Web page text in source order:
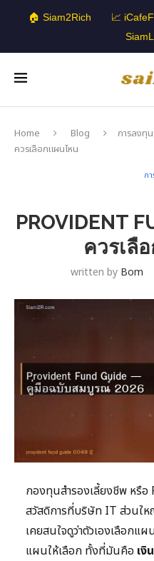
🏠 Siam2Rich 📈
Home Blog การลงทุน
ควรเลือกแผนไหน
ก
PROVIDENT
ควรเลื
written by Bom
กองทุนสำรองเลี้ยงชีพ หรื
สวัสดิการที่บริษัท IT ส่วนใ
เคยสนใจดูว่าตัวเองเลือกแผ
แผนให้เลือก ทั้งที่มันคือ เงิ